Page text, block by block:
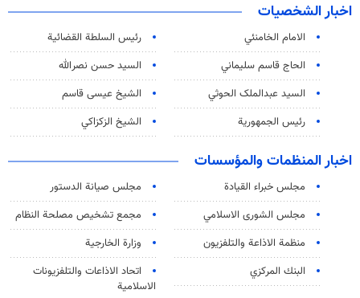
اخبار الشخصيات
الامام الخامنئي
رئیس السلطة القضائیة
الحاج قاسم سليماني
السيد حسن نصرالله
السید عبدالملک الحوثي
الشيخ عيسى قاسم
رئيس الجمهورية
الشيخ الزكزاكي
اخبار المنظمات والمؤسسات
مجلس خبراء القيادة
مجلس صيانة الدستور
مجلس الشورى الاسلامي
مجمع تشخيص مصلحة النظام
منظمة الاذاعة والتلفزیون
وزارة الخارجية
البنك المركزي
اتحاد الاذاعات والتلفزيونات
الاسلامية